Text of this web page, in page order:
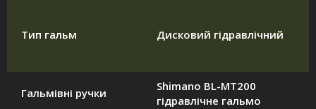
Тип гальм Дисковий гідравлічний
Гальмівні ручки
Shimano BL-MT200
гідравлічне гальмо